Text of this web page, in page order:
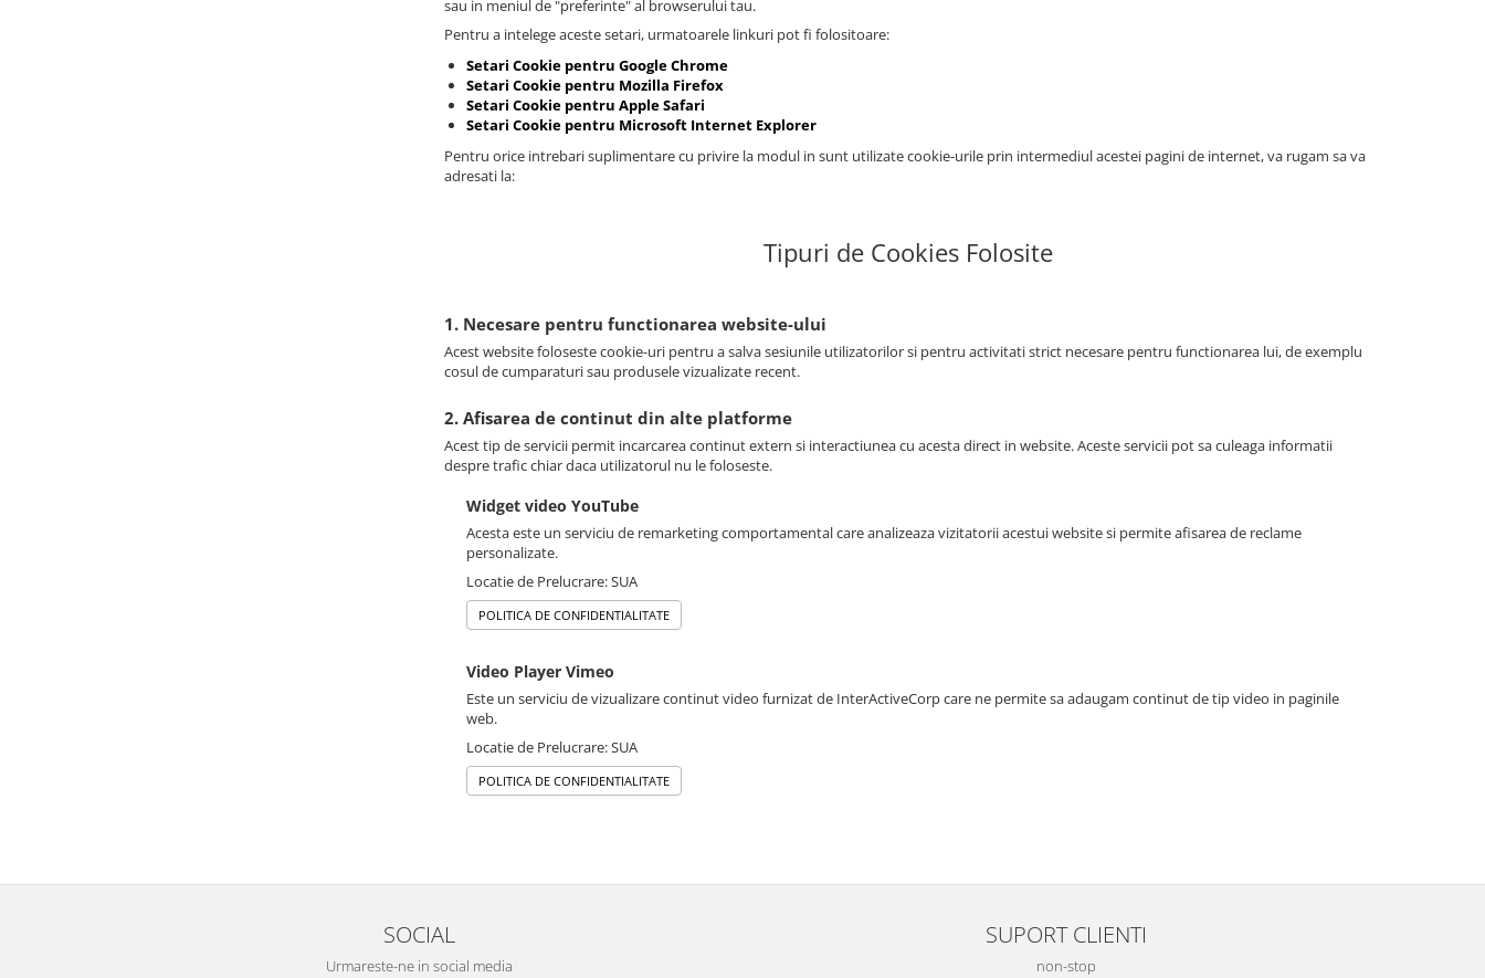
sau in meniul de "preferinte" al browserului tau.
Pentru a intelege aceste setari, urmatoarele linkuri pot fi folositoare:
Setari Cookie pentru Google Chrome
Setari Cookie pentru Mozilla Firefox
Setari Cookie pentru Apple Safari
Setari Cookie pentru Microsoft Internet Explorer
Pentru orice intrebari suplimentare cu privire la modul in sunt utilizate cookie-urile prin intermediul acestei pagini de internet, va rugam sa va
adresati la:
Tipuri de Cookies Folosite
1. Necesare pentru functionarea website-ului
Acest website foloseste cookie-uri pentru a salva sesiunile utilizatorilor si pentru activitati strict necesare pentru functionarea lui, de exemplu
cosul de cumparaturi sau produsele vizualizate recent.
2. Afisarea de continut din alte platforme
Acest tip de servicii permit incarcarea continut extern si interactiunea cu acesta direct in website. Aceste servicii pot sa culeaga informatii
despre trafic chiar daca utilizatorul nu le foloseste.
Widget video YouTube
Acesta este un serviciu de remarketing comportamental care analizeaza vizitatorii acestui website si permite afisarea de reclame
personalizate.
Locatie de Prelucrare: SUA
POLITICA DE CONFIDENTIALITATE
Video Player Vimeo
Este un serviciu de vizualizare continut video furnizat de InterActiveCorp care ne permite sa adaugam continut de tip video in paginile
web.
Locatie de Prelucrare: SUA
POLITICA DE CONFIDENTIALITATE
SOCIAL
Urmareste-ne in social media
SUPORT CLIENTI
non-stop